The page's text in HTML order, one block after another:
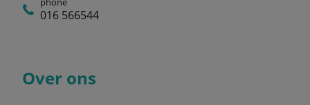
016 566544
Over ons